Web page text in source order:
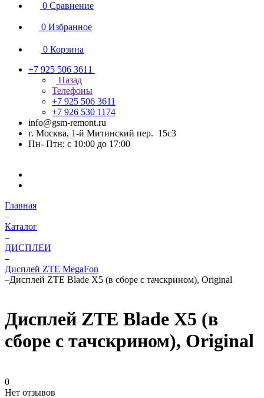
0 Сравнение
0 Избранное
0 Корзина
+7 925 506 3611
Назад
Телефоны
+7 925 506 3611
+7 926 530 1174
info@gsm-remont.ru
г. Москва, 1-й Митинский пер. 15с3
Пн- Птн: с 10:00 до 17:00
Главная
–
Каталог
–
ДИСПЛЕИ
–
Дисплей ZTE MegaFon
–Дисплей ZTE Blade X5 (в сборе с тачскрином), Original
Дисплей ZTE Blade X5 (в
сборе с тачскрином), Original
0
Нет отзывов